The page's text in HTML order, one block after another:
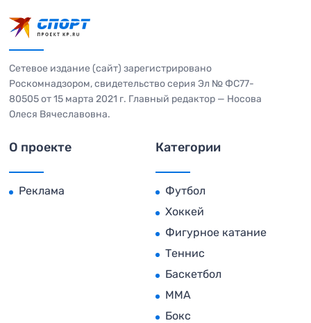
Сетевое издание (сайт) зарегистрировано
Роскомнадзором, свидетельство серия Эл № ФС77-
80505 от 15 марта 2021 г. Главный редактор — Носова
Олеся Вячеславовна.
О проекте
Реклама
Категории
Футбол
Хоккей
Фигурное катание
Теннис
Баскетбол
MMA
Бокс